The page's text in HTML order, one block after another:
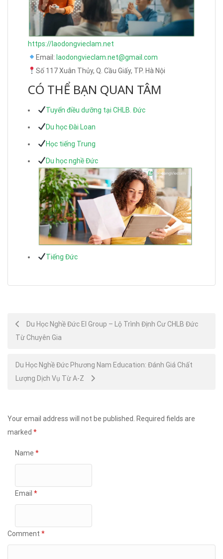
https://laodongvieclam.net
Email: laodongvieclam.net@gmail.com
Số 117 Xuân Thủy, Q. Cầu Giấy, TP. Hà Nội
CÓ THỂ BẠN QUAN TÂM
Tuyển điều dưỡng tại CHLB. Đức
Du học Đài Loan
Học tiếng Trung
Du học nghề Đức
Tiếng Đức
Post
navigation
Du Học Nghề Đức EI Group – Lộ Trình Định Cư CHLB Đức
Từ Chuyên Gia
Du Học Nghề Đức Phương Nam Education: Đánh Giá Chất
Lượng Dịch Vụ Từ A-Z
Your email address will not be published.
Required fields are
marked *
Name *
Email *
Comment *